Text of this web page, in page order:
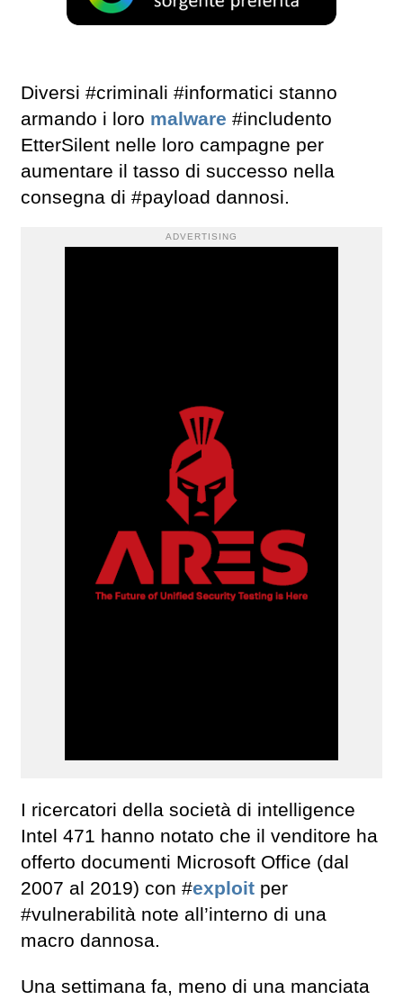
Diversi #criminali #informatici stanno
armando i loro malware #includento
EtterSilent nelle loro campagne per
aumentare il tasso di successo nella
consegna di #payload dannosi.
ADVERTISING
I ricercatori della società di intelligence
Intel 471 hanno notato che il venditore ha
offerto documenti Microsoft Office (dal
2007 al 2019) con #exploit per
#vulnerabilità note all’interno di una
macro dannosa.
Una settimana fa, meno di una manciata